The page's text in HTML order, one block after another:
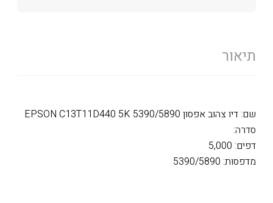
תיאור
שם: דיו צהוב אפסון EPSON C13T11D440 5K 5390/5890
סדרה:
דפים: 5,000
מדפסות: 5390/5890